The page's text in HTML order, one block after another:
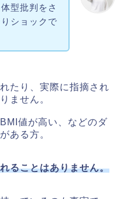
型批判をさ
ショックで
たり、実際に指摘され
ません。
値が高い、などのダ
ある方。
ることはありません。